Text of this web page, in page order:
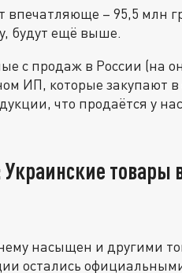
– 95,5 млн
будут ещё выше.
с продаж в России (на
ИП, которые закупают в
что продаётся у
товары
насыщен и другими
остались